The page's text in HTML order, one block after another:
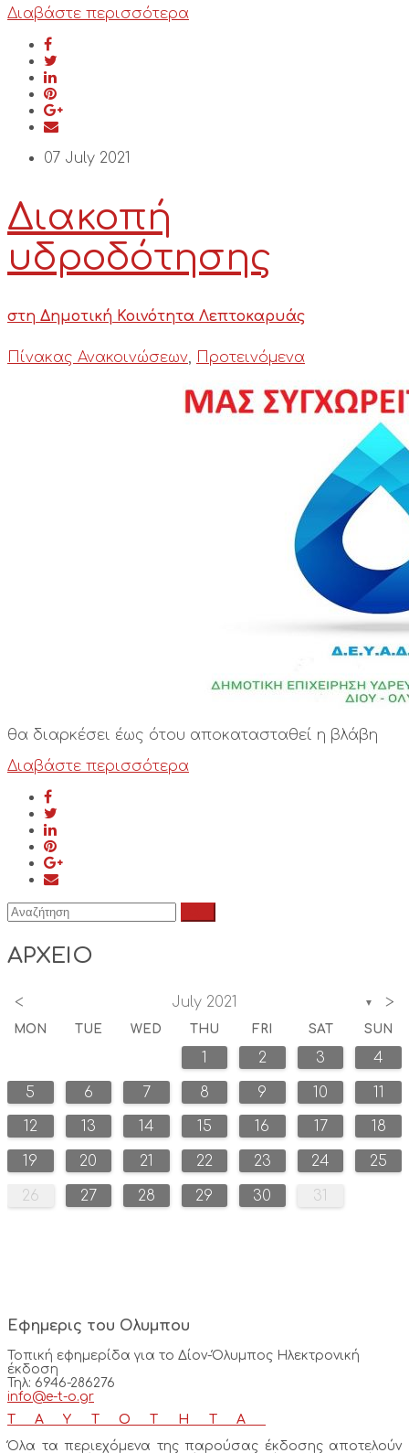
Διαβάστε περισσότερα
07 July 2021
Διακοπή
υδροδότησης
στη Δημοτική Κοινότητα Λεπτοκαρυάς
Πίνακας Ανακοινώσεων Προτεινόμενα
θα διαρκέσει έως ότου αποκατασταθεί η βλάβη
Διαβάστε περισσότερα
ΑΡΧΕΙΟ
< July 2021 ▼ >
MON TUE WED THU FRI SAT SUN
1 2 3 4
5 6 7 8 9 10 11
12 13 14 15 16 17 18
19 20 21 22 23 24 25
26 27 28 29 30 31
Εφημερις του Ολυμπου
Τοπική εφημερίδα για το Δίον-Όλυμπος Ηλεκτρονική
έκδοση
Τηλ: 6946-286276
info@e-t-o.gr
ΤΑΥΤΟΤΗΤΑ
Όλα τα περιεχόμενα της παρούσας έκδοσης αποτελούν